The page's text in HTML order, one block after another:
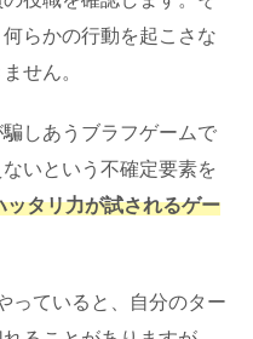
らかの行動を起こさな
せん。
しあうブラフゲームで
いという不確定要素を
ッタリ力が試されるゲー
っていると、自分のター